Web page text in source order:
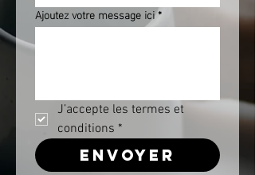
Ajoutez votre message ici*
J’accepte les termes et
conditions *
Envoyer